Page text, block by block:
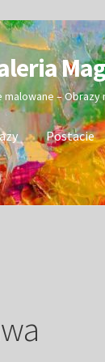
–
Postacie